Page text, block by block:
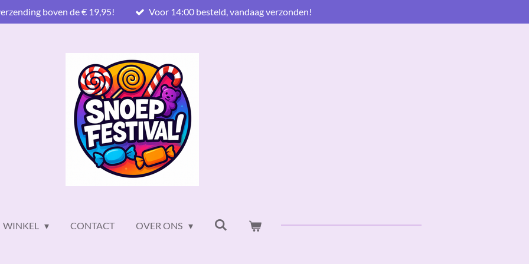
boven de € 19,95! Voor 14:00 besteld, vandaag verzonden!
WINKEL CONTACT OVER ONS